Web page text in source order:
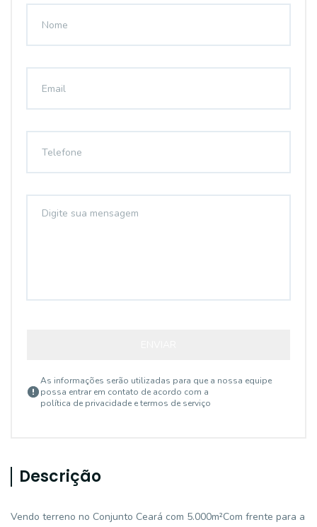
As informações serão utilizadas para que a nossa equipe
possa entrar em contato de acordo com a
política de privacidade e termos de serviço
Descrição
Vendo terreno no Conjunto Ceará com 5.000m²Com frente para a